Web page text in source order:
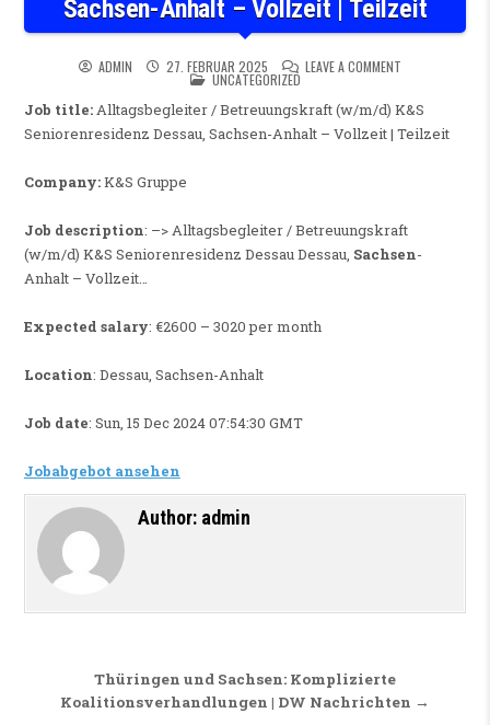
Sachsen-Anhalt – Vollzeit | Teilzeit
ADMIN 27. FEBRUAR 2025 LEAVE A COMMENTON
POSTED IN
UNCATEGORIZED
Job title:Alltagsbegleiter / Betreuungskraft (w/m/d) K&S
Seniorenresidenz Dessau, Sachsen-Anhalt – Vollzeit | Teilzeit
Company:K&S Gruppe
Job description: –> Alltagsbegleiter / Betreuungskraft
(w/m/d) K&S Seniorenresidenz Dessau Dessau, Sachsen-
Anhalt – Vollzeit…
Expected salary: €2600 – 3020 per month
Location: Dessau, Sachsen-Anhalt
Job date: Sun, 15 Dec 2024 07:54:30 GMT
Jobabgebot ansehen
Author: admin
Beitragsnavigation
Thüringen und Sachsen: Komplizierte
Koalitionsverhandlungen | DW Nachrichten →